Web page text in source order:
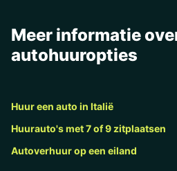
Meer informatie
autohuuropties
Huur een auto in Italië
Huurauto's met 7 of 9 zitplaatsen
Autoverhuur op een eiland